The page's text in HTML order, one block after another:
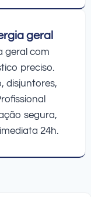
geral
geral com
preciso.
disjuntores,
segura,
24h.